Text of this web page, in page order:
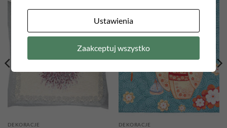
Add to
DEKORACJE DEKORACJE
Ustawienia
Zaakceptuj wszystko